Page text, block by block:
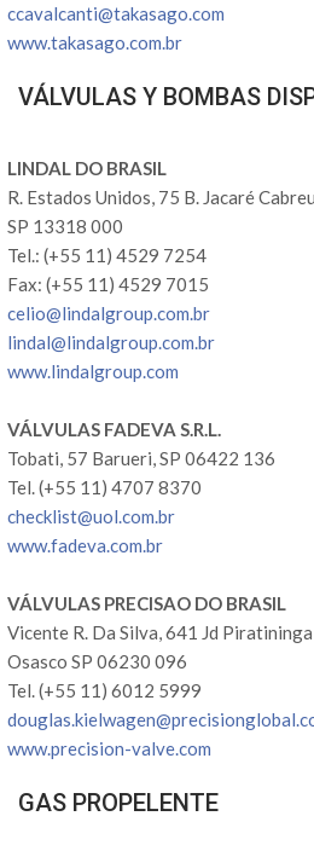
ccavalcanti@takasago.com
www.takasago.com.br
VÁLVULAS Y BOMBAS
LINDAL DO BRASIL
R. Estados Unidos, 75 B. Jacaré
SP 13318 000
Tel.: (+55 11) 4529 7254
Fax: (+55 11) 4529 7015
celio@lindalgroup.com.br
lindal@lindalgroup.com.br
www.lindalgroup.com
VÁLVULAS FADEVA S.R.L.
Tobati, 57 Barueri, SP 06422 136
Tel. (+55 11) 4707 8370
checklist@uol.com.br
www.fadeva.com.br
VÁLVULAS PRECISAO DO BRASIL
Vicente R. Da Silva, 641 Jd Piratininga
Osasco SP 06230 096
Tel. (+55 11) 6012 5999
www.precision-valve.com
GAS PROPELENTE